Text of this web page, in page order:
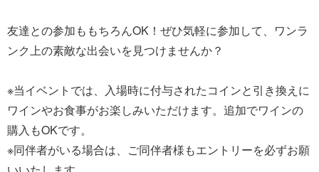
友達との参加ももちろんOK！ぜひ気軽に参加して、ワンラ
ンク上の素敵な出会いを見つけませんか？
※当イベントでは、入場時に付与されたコインと引き換えに
ワインやお食事がお楽しみいただけます。追加でワインの
購入もOKです。
※同伴者がいる場合は、ご同伴者様もエントリーを必ずお願